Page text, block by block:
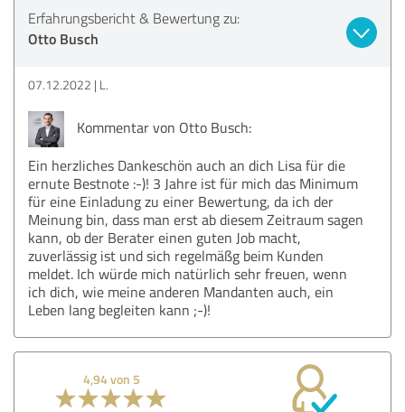
Erfahrungsbericht & Bewertung zu:
Otto Busch
07.12.2022 L.
Kommentar von Otto Busch:
Ein herzliches Dankeschön auch an dich Lisa für die
ernute Bestnote :-)! 3 Jahre ist für mich das Minimum
für eine Einladung zu einer Bewertung, da ich der
Meinung bin, dass man erst ab diesem Zeitraum sagen
kann, ob der Berater einen guten Job macht,
zuverlässig ist und sich regelmäßg beim Kunden
meldet. Ich würde mich natürlich sehr freuen, wenn
ich dich, wie meine anderen Mandanten auch, ein
Leben lang begleiten kann ;-)!
4,94 von 5